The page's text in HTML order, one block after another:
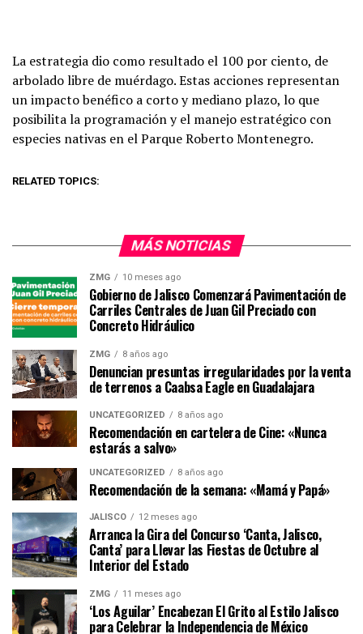
La estrategia dio como resultado el 100 por ciento, de
arbolado libre de muérdago. Estas acciones representan
un impacto benéfico a corto y mediano plazo, lo que
posibilita la programación y el manejo estratégico con
especies nativas en el Parque Roberto Montenegro.
RELATED TOPICS:
MÁS NOTICIAS
ZMG 10 meses ago
Gobierno de Jalisco Comenzará Pavimentación de
Carriles Centrales de Juan Gil Preciado con
Concreto Hidráulico
ZMG 8 años ago
Denuncian presuntas irregularidades por la venta
de terrenos a Caabsa Eagle en Guadalajara
UNCATEGORIZED 8 años ago
Recomendación en cartelera de Cine: «Nunca
estarás a salvo»
UNCATEGORIZED 8 años ago
Recomendación de la semana: «Mamá y Papá»
JALISCO 12 meses ago
Arranca la Gira del Concurso ‘Canta, Jalisco,
Canta’ para Llevar las Fiestas de Octubre al
Interior del Estado
ZMG 11 meses ago
‘Los Aguilar’ Encabezan El Grito al Estilo Jalisco
para Celebrar la Independencia de México